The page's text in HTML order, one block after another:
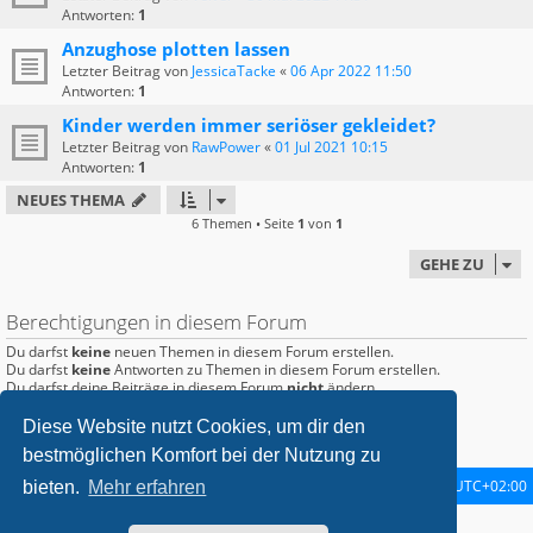
Diese Website nutzt Cookies, um dir den
bestmöglichen Komfort bei der Nutzung zu
bieten. Mehr erfahren
Antworten: 1
Anzughose plotten lassen
Letzter Beitrag von JessicaTacke «06 Apr 2022 11:50
Antworten: 1
Kinder werden immer seriöser gekleidet?
Letzter Beitrag von RawPower«01 Jul 2021 10:15
Antworten: 1
NEUES THEMA
6 Themen • Seite 1 von 1
GEHE ZU
Berechtigungen in diesem Forum
Du darfst keine neuen Themen in diesem Forum erstellen.
Du darfst keineAntworten zu Themen in diesem Forum erstellen.
Du darfst deine Beiträge in diesem Forumnichtändern.
Du darfstkeineDateianhänge in diesem Forum erstellen.
Startseite Foren-Übersicht UTC+02:00
metrolike style byEric SeguinUpdated for phpBB3.2 by